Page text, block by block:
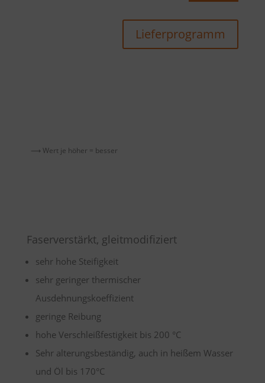
⟶ Wert je höher = besser
Lieferprogramm
Faserverstärkt, gleitmodifiziert
sehr hohe Steifigkeit
sehr geringer thermischer
Ausdehnungskoeffizient
geringe Reibung
hohe Verschleißfestigkeit bis 200 °C
Sehr alterungsbeständig, auch in heißem Wasser
und Öl bis 170°C